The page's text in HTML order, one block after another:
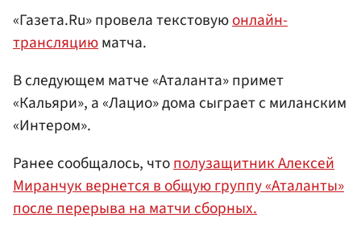
«Газета.Ru» провела текстовуюонлайн-
трансляциюматча.
В следующем матче «Аталанта» примет
«Кальяри», а «Лацио» дома сыграет с миланским
«Интером».
Ранее сообщалось, чтополузащитник Алексей
Миранчук вернется в общую группу «Аталанты»
после перерыва на матчи сборных.